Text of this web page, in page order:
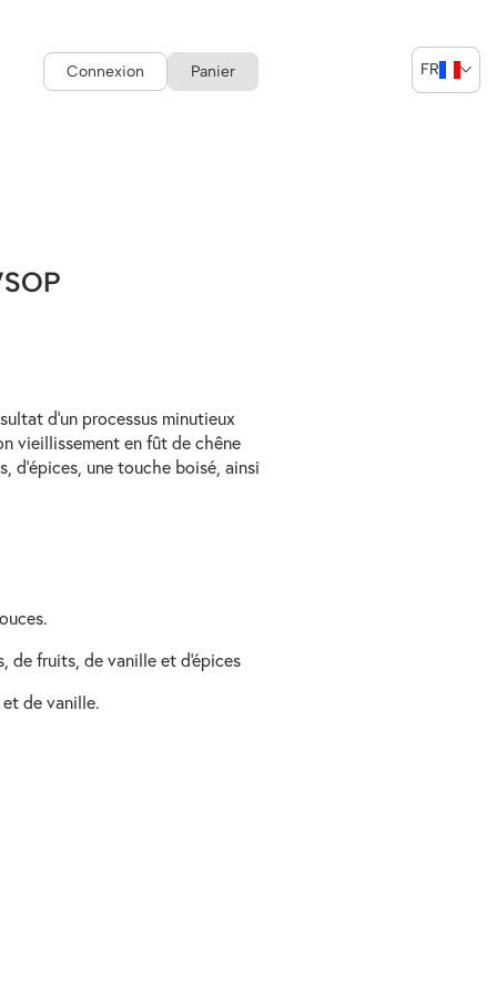
Connexion Panier FR
d’un processus minutieux
vieillissement en fût de chêne
d’épices, une touche boisé, ainsi
de fruits, de vanille et d'épices
de vanille.